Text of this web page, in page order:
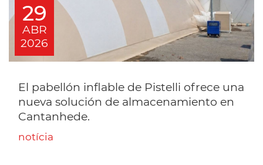
29
ABR
2026
El pabellón inflable de Pistelli ofrece una
nueva solución de almacenamiento en
Cantanhede.
notícia